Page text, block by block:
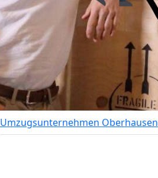
Umzugsunternehmen Oberhausen